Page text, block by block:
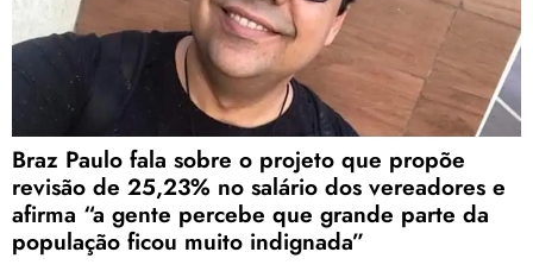
Braz Paulo fala sobre o projeto que propõe
revisão de 25,23% no salário dos vereadores e
afirma “a gente percebe que grande parte da
população ficou muito indignada”